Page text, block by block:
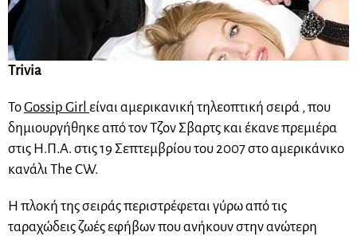
Τrivia
ΤοGossip Girl είναι αμερικανική τηλεοπτική σειρά , που
δημιουργήθηκε από τον Τζον Σβαρτς και έκανε πρεμιέρα
στις Η.Π.Α. στις 19 Σεπτεμβρίου του 2007 στο αμερικάνικο
κανάλι The CW.
Η πλοκή της σειράς περιστρέφεται γύρω από τις
ταραχώδεις ζωές εφήβων που ανήκουν στην ανώτερη